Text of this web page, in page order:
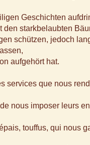
Geschichten
den starkbelaubten
schützen, jedoch
aufgehört hat.
services que nous
nous imposer leurs
touffus, qui nous